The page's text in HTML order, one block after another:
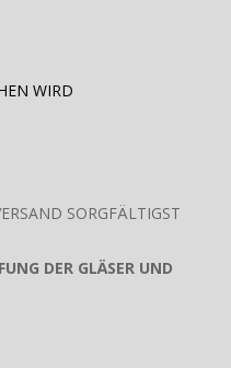
WIRD
SORGFÄLTIGST
DER GLÄSER UND